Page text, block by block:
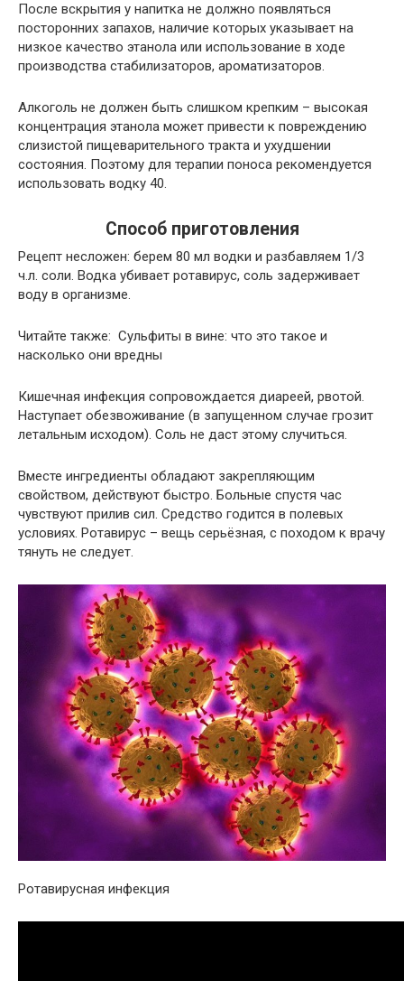
После вскрытия у напитка не должно появляться
посторонних запахов, наличие которых указывает на
низкое качество этанола или использование в ходе
производства стабилизаторов, ароматизаторов.
Алкоголь не должен быть слишком крепким – высокая
концентрация этанола может привести к повреждению
слизистой пищеварительного тракта и ухудшении
состояния. Поэтому для терапии поноса рекомендуется
использовать водку 40.
Способ приготовления
Рецепт несложен: берем 80 мл водки и разбавляем 1/3
ч.л. соли. Водка убивает ротавирус, соль задерживает
воду в организме.
Читайте также: Сульфиты в вине: что это такое и
насколько они вредны
Кишечная инфекция сопровождается диареей, рвотой.
Наступает обезвоживание (в запущенном случае грозит
летальным исходом). Соль не даст этому случиться.
Вместе ингредиенты обладают закрепляющим
свойством, действуют быстро. Больные спустя час
чувствуют прилив сил. Средство годится в полевых
условиях. Ротавирус – вещь серьёзная, с походом к врачу
тянуть не следует.
Ротавирусная инфекция